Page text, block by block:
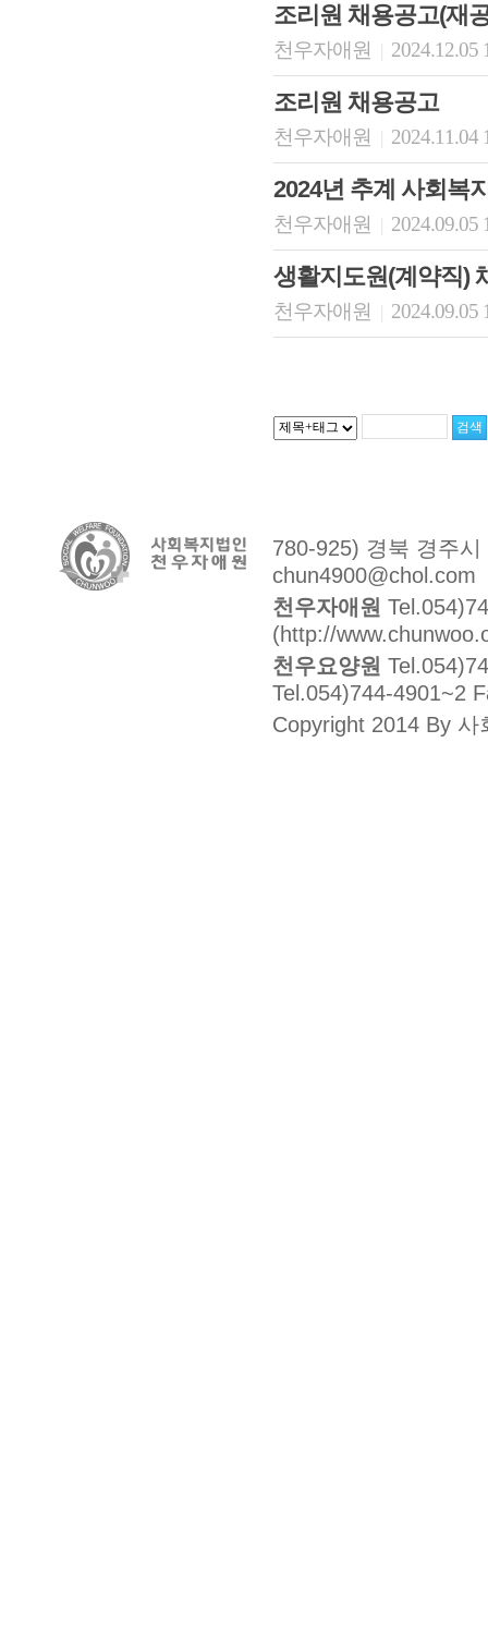
조리원 채용공고(재
천우자애원 2024.12.05
조리원 채용공고
천우자애원 2024.11.04
2024년 추계 사회복
천우자애원 2024.09.05
생활지도원(계약직)
천우자애원 2024.09.05
780-925) 경북 경주
chun4900@chol.com
천우자애원
(http://
천우요양원
Tel.054)744-4901~2
Copyright 2014 By